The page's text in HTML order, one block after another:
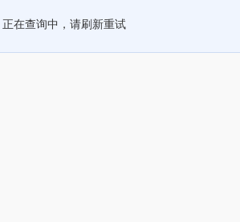
正在查询中，请刷新重试